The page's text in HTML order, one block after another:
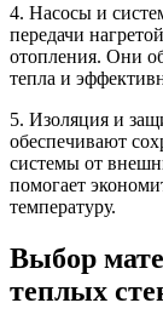
4. Насосы и
передачи
отопления. Они
тепла и
5. Изоляция и
обеспечивают
системы от
помогает
температуру.
Выбор
теплых